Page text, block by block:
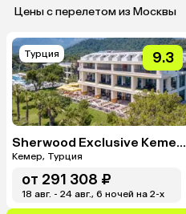
Цены с перелетом из Москвы
Турция 9.3
Sherwood Exclusive Kemer (Ex. Sherwood Club Kemer)
Кемер, Турция
от 291 308 ₽
18 авг. - 24 авг., 6 ночей на 2-x